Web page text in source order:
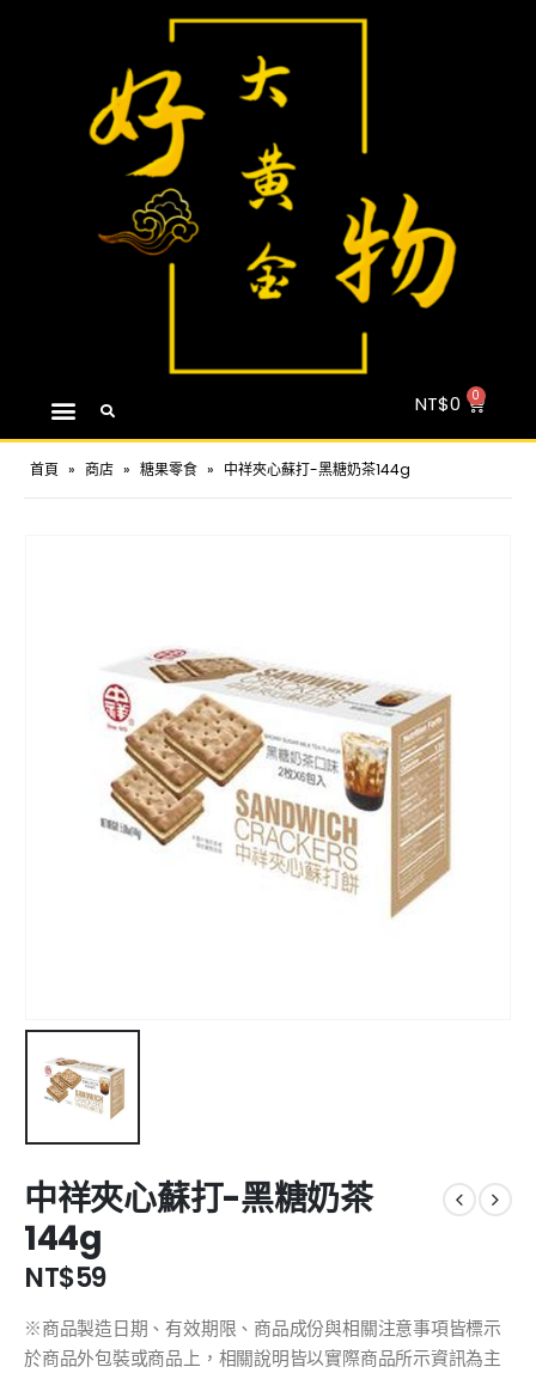
NT$0
首頁 » 商店 » 糖果零食 » 中祥夾心蘇打-黑糖奶茶144g
中祥夾心蘇打-黑糖奶茶
144g
NT$59
※商品製造日期、有效期限、商品成份與相關注意事項皆標示
於商品外包裝或商品上，相關說明皆以實際商品所示資訊為主